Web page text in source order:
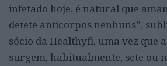
infetado hoje, é natural que
detete anticorpos nenhuns”,
sócio da Healthyfi, uma vez que
surgem, habitualmente, sete ou